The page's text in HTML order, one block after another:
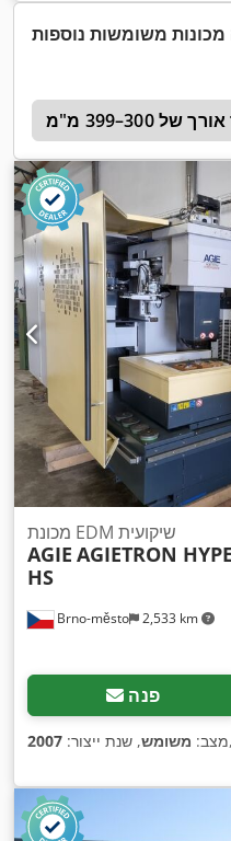
משומשות נוספות
מ"מ
Brno-město 2,533 km
מכונת EDM שיקועית
AGIE AGIETRON
HS
פנה
מצב: משומש, שנת ייצור: 2007 ,